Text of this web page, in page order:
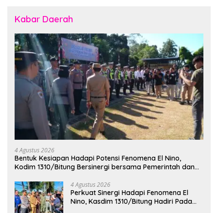
Kabar Daerah
4 Agustus 2026
Bentuk Kesiapan Hadapi Potensi Fenomena El Nino,
Kodim 1310/Bitung Bersinergi bersama Pemerintah dan
Bencana
4 Agustus 2026
Perkuat Sinergi Hadapi Fenomena El
Nino, Kasdim 1310/Bitung Hadiri Pada